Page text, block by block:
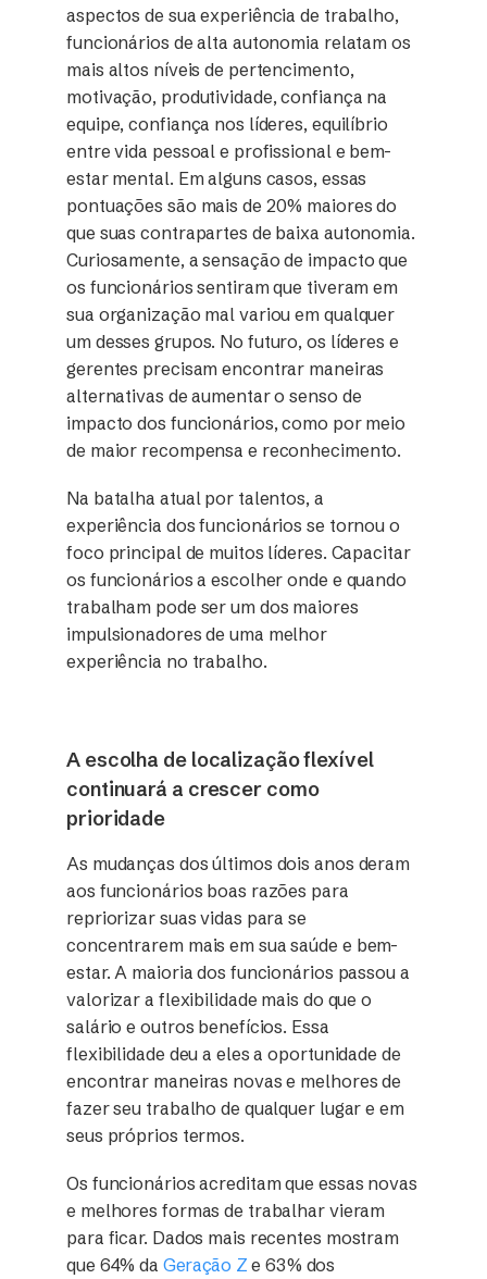
aspectos de sua experiência de trabalho,
funcionários de alta autonomia relatam os
mais altos níveis de pertencimento,
motivação, produtividade, confiança na
equipe, confiança nos líderes, equilíbrio
entre vida pessoal e profissional e bem-
estar mental. Em alguns casos, essas
pontuações são mais de 20% maiores do
que suas contrapartes de baixa autonomia.
Curiosamente, a sensação de impacto que
os funcionários sentiram que tiveram em
sua organização mal variou em qualquer
um desses grupos. No futuro, os líderes e
gerentes precisam encontrar maneiras
alternativas de aumentar o senso de
impacto dos funcionários, como por meio
de maior recompensa e reconhecimento.
Na batalha atual por talentos, a
experiência dos funcionários se tornou o
foco principal de muitos líderes. Capacitar
os funcionários a escolher onde e quando
trabalham pode ser um dos maiores
impulsionadores de uma melhor
experiência no trabalho.
A escolha de localização flexível
continuará a crescer como
prioridade
As mudanças dos últimos dois anos deram
aos funcionários boas razões para
repriorizar suas vidas para se
concentrarem mais em sua saúde e bem-
estar. A maioria dos funcionários passou a
valorizar a flexibilidade mais do que o
salário e outros benefícios. Essa
flexibilidade deu a eles a oportunidade de
encontrar maneiras novas e melhores de
fazer seu trabalho de qualquer lugar e em
seus próprios termos.
Os funcionários acreditam que essas novas
e melhores formas de trabalhar vieram
para ficar. Dados mais recentes mostram
que 64% da Geração Z e 63% dos